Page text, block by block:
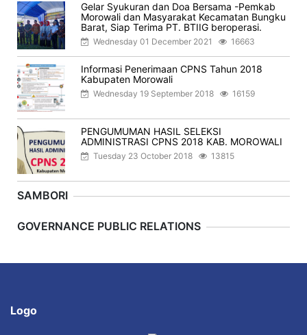
Gelar Syukuran dan Doa Bersama -Pemkab
Morowali dan Masyarakat Kecamatan Bungku
Barat, Siap Terima PT. BTIIG beroperasi.
Wednesday 01 December 2021 16663
Informasi Penerimaan CPNS Tahun 2018
Kabupaten Morowali
Wednesday 19 September 2018 16159
PENGUMUMAN HASIL SELEKSI
ADMINISTRASI CPNS 2018 KAB. MOROWALI
Tuesday 23 October 2018 13815
SAMBORI
Previous
GOVERNANCE PUBLIC RELATIONS
Logo